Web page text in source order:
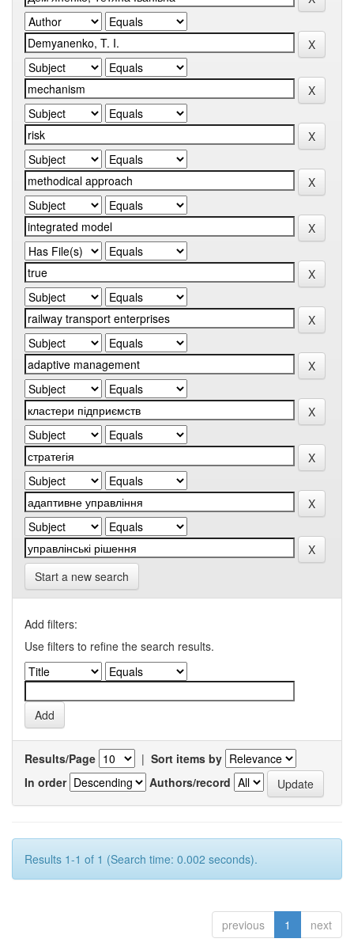
Start a new search
Add filters:
Use filters to refine the search results.
Results/Page | Sort items by
In order
Authors/record
Results 1-1 of 1 (Search time: 0.002 seconds).
previous 1 next